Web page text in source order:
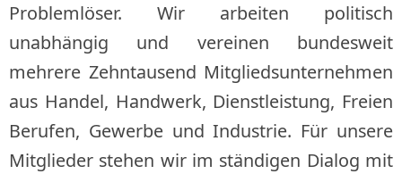
Problemlöser. Wir arbeiten politisch
unabhängig und vereinen bundesweit
mehrere Zehntausend Mitgliedsunternehmen
aus Handel, Handwerk, Dienstleistung, Freien
Berufen, Gewerbe und Industrie. Für unsere
Mitglieder stehen wir im ständigen Dialog mit